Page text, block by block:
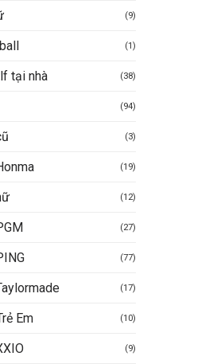
(9)
(1)
tại nhà (38)
(94)
(3)
(19)
(12)
(27)
(77)
(17)
Em (10)
(9)